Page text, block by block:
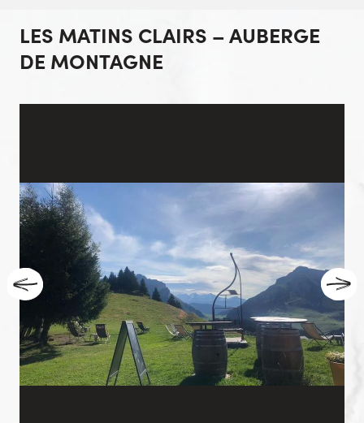
LES MATINS CLAIRS – AUBERGE
DE MONTAGNE